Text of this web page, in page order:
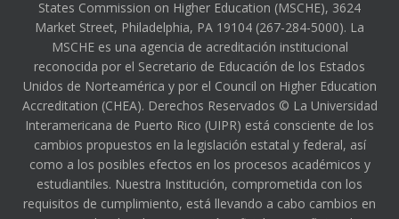
States Commission on Higher Education (MSCHE), 3624
Market Street, Philadelphia, PA 19104 (267-284-5000). La
MSCHE es una agencia de acreditación institucional
reconocida por el Secretario de Educación de los Estados
Unidos de Norteamérica y por el Council on Higher Education
Accreditation (CHEA). Derechos Reservados © La Universidad
Interamericana de Puerto Rico (UIPR) está consciente de los
cambios propuestos en la legislación estatal y federal, así
como a los posibles efectos en los procesos académicos y
estudiantiles. Nuestra Institución, comprometida con los
requisitos de cumplimiento, está llevando a cabo cambios en